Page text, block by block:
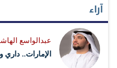
المدينة. من جانبه، قدم
شكره وتقديره إلى دولة
وقفتهم التاريخية إلى جانب
مدينة المكلا من قبضة عناصر
آراء
عبدالواسع
الإمارات..